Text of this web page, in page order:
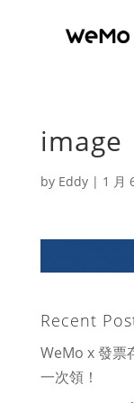
image
by Eddy| 1 月
Recent
WeMo x 發票
一次領！